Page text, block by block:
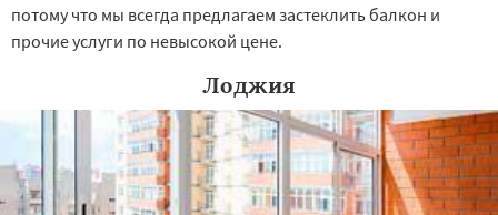
потому что мы всегда предлагаем застеклить балкон и
прочие услуги по невысокой цене.
Лоджия